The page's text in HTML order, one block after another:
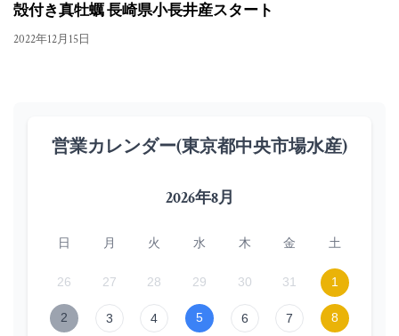
殻付き真牡蠣 長崎県小長井産スタート
2022年12月15日
営業カレンダー(東京都中央市場水産)
2026年8月
日 月 火 水 木 金 土
26 27 28 29 30 31 1
2 3 4 5 6 7 8